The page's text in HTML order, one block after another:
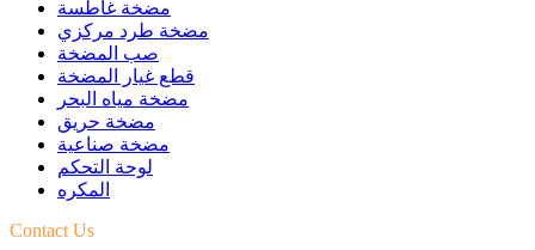
مضخة غاطسة
مضخة طرد مركزي
صب المضخة
قطع غيار المضخة
مضخة مياه البحر
مضخة حريق
مضخة صناعية
لوحة التحكم
المكره
Contact Us